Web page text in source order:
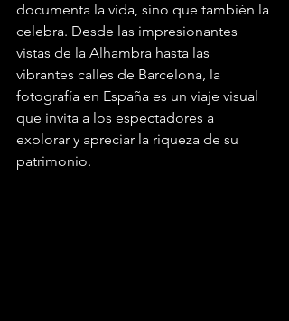
documenta la vida, sino que también la
celebra. Desde las impresionantes
vistas de la Alhambra hasta las
vibrantes calles de Barcelona, la
fotografía en España es un viaje visual
que invita a los espectadores a
explorar y apreciar la riqueza de su
patrimonio.